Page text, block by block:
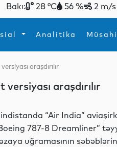
Bakı: 28 °C 56 % 2 m/s
Analitika
İdmanYeni texnologiyalar
araşdırılır
araşdırılır
“Air India”
787-8 Dreamliner”
uğramasının